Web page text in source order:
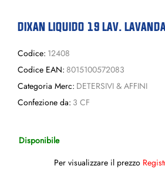
DIXAN LIQUIDO 19 LAV.
Codice: 12408
Codice EAN: 8015100572083
Categoria Merc: DETERSIVI & AFFINI
Confezione da: 3 CF
Disponibile
Per visualizzare il prezzo